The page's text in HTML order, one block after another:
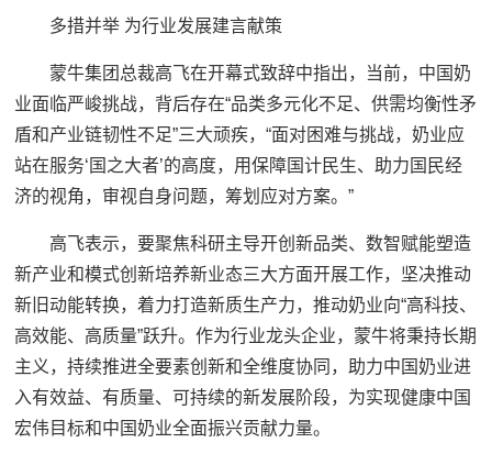
多措并举 为行业发展建言献策
蒙牛集团总裁高飞在开幕式致辞中指出，当前，中国奶
业面临严峻挑战，背后存在“品类多元化不足、供需均衡性矛
盾和产业链韧性不足”三大顽疾，“面对困难与挑战，奶业应
站在服务‘国之大者’的高度，用保障国计民生、助力国民经
济的视角，审视自身问题，筹划应对方案。”
高飞表示，要聚焦科研主导开创新品类、数智赋能塑造
新产业和模式创新培养新业态三大方面开展工作，坚决推动
新旧动能转换，着力打造新质生产力，推动奶业向“高科技、
高效能、高质量”跃升。作为行业龙头企业，蒙牛将秉持长期
主义，持续推进全要素创新和全维度协同，助力中国奶业进
入有效益、有质量、可持续的新发展阶段，为实现健康中国
宏伟目标和中国奶业全面振兴贡献力量。